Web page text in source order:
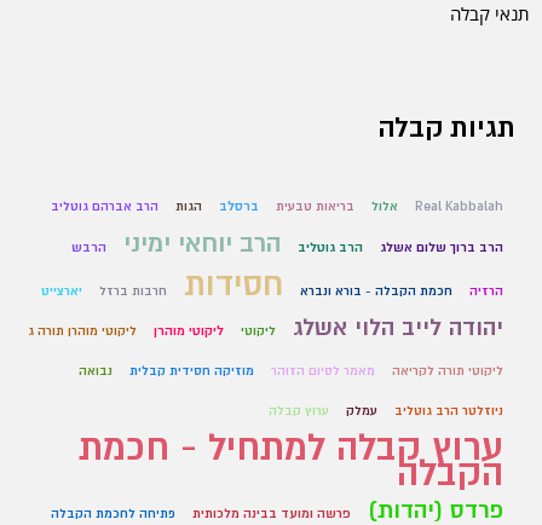
תנאי קבלה
תגיות קבלה
Real Kabbalah אלול בריאות טבעית ברסלב הגות הרב אברהם גוטליב
הרב ברוך שלום אשלג הרב גוטליב הרב יוחאי ימיני הרבש
הרזיה חכמת הקבלה - בורא ונברא חסידות חרבות ברזל יארצייט
יהודה לייב הלוי אשלג ליקוטי ליקוטי מוהרן ליקוטי מוהרן תורה ג
ליקוטי תורה לקריאה מאמר לסיום הזוהר מוזיקה חסידית קבלית נבואה
ניוזלטר הרב גוטליב עמלק ערוץ קבלה
ערוץ קבלה למתחיל - חכמת
הקבלה
פרדס (יהדות) פרשה ומועד בבינה מלכותית פתיחה לחכמת הקבלה